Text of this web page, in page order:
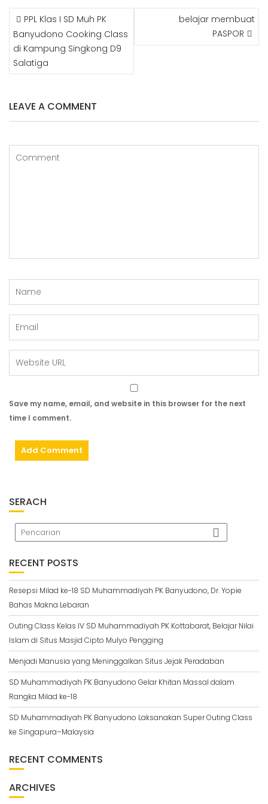
POST
NAVIGATION
PPL Klas I SD Muh PK
Banyudono Cooking Class
di Kampung Singkong D9
Salatiga
belajar membuat
PASPOR
LEAVE A COMMENT
Save my name, email, and website in this browser for the next
time I comment.
SERACH
RECENT POSTS
Resepsi Milad ke-18 SD Muhammadiyah PK Banyudono, Dr. Yopie
Bahas Makna Lebaran
Outing Class Kelas IV SD Muhammadiyah PK Kottabarat, Belajar Nilai
Islam di Situs Masjid Cipto Mulyo Pengging
Menjadi Manusia yang Meninggalkan Situs Jejak Peradaban
SD Muhammadiyah PK Banyudono Gelar Khitan Massal dalam
Rangka Milad ke-18
SD Muhammadiyah PK Banyudono Laksanakan Super Outing Class
ke Singapura–Malaysia
RECENT COMMENTS
ARCHIVES